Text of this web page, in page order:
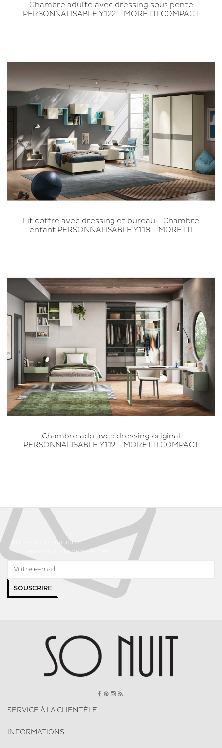
Chambre adulte avec dressing sous pente
PERSONNALISABLE Y122 - MORETTI COMPACT
Lit coffre avec dressing et bureau - Chambre
enfant PERSONNALISABLE Y118 - MORETTI
Chambre ado avec dressing original
PERSONNALISABLE Y112 - MORETTI COMPACT
Lettre d'informations
Inscrivez-vous à la newsletter
SOUSCRIRE
SERVICE À LA CLIENTÈLE
INFORMATIONS